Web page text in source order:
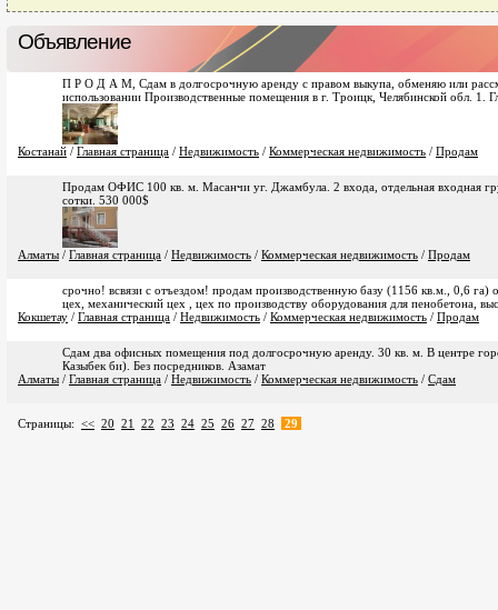
Объявление
П Р О Д А М, Сдам в долгосрочную аренду с правом выкупа, обменяю или
использовании Производственные помещения в г. Троицк, Челябинской обл. 1.
Костанай / Главная страница / Недвижимость / Коммерческая недвижимость / Продам
Продам ОФИС 100 кв. м. Масанчи уг. Джамбула. 2 входа, отдельная входная
сотки. 530 000$
Алматы / Главная страница / Недвижимость / Коммерческая недвижимость / Продам
срочно! всвязи с отъездом! продам производственную базу (1156 кв.м., 0,6 га)
цех, механический цех , цех по производству оборудования для пенобетона,
Кокшетау / Главная страница / Недвижимость / Коммерческая недвижимость / Продам
Сдам два офисных помещения под долгосрочную аренду. 30 кв. м. В центре
Казыбек би). Без посредников. Азамат
Алматы / Главная страница / Недвижимость / Коммерческая недвижимость / Сдам
Страницы: << 20 21 22 23 24 25 26 27 28 29